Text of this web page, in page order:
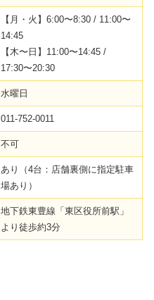
【月・火】6:00〜8:30 / 11:00〜
14:45
【木〜日】11:00〜14:45 /
17:30〜20:30
水曜日
011-752-0011
不可
あり（4台：店舗裏側に指定駐車
場あり）
地下鉄東豊線「東区役所前駅」
より徒歩約3分